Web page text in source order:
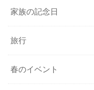
家族の記念日
旅行
春のイベント